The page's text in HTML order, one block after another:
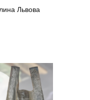
Львова